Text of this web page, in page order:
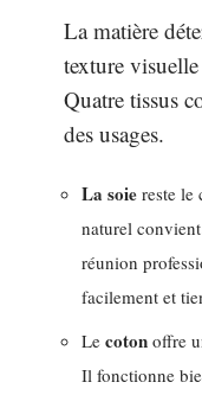
La matière
texture
Quatre tissus
des usages.
La soie reste le
naturel
réunion
facilement et
Le coton offre
Il fonctionne